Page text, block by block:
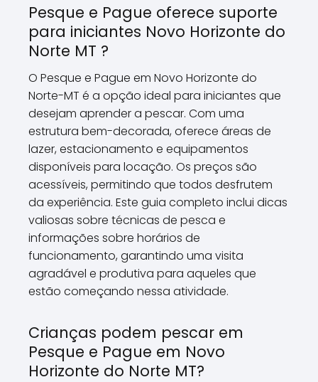
Pesque e Pague oferece suporte
para iniciantes Novo Horizonte do
Norte MT ?
O Pesque e Pague em Novo Horizonte do
Norte-MT é a opção ideal para iniciantes que
desejam aprender a pescar. Com uma
estrutura bem-decorada, oferece áreas de
lazer, estacionamento e equipamentos
disponíveis para locação. Os preços são
acessíveis, permitindo que todos desfrutem
da experiência. Este guia completo inclui dicas
valiosas sobre técnicas de pesca e
informações sobre horários de
funcionamento, garantindo uma visita
agradável e produtiva para aqueles que
estão começando nessa atividade.
Crianças podem pescar em
Pesque e Pague em Novo
Horizonte do Norte MT?